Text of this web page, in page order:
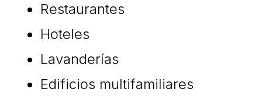
Restaurantes
Hoteles
Lavanderías
Edificios multifamiliares